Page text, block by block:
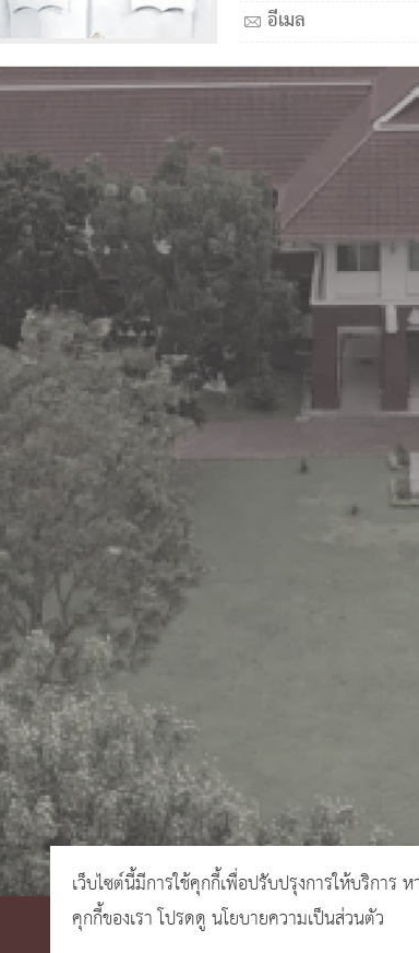
อีเมล
เว็บไซต์นี้มีการใช้คุกกี้เพื่อปรับปรุงการให้บริการ
คุกกี้ของเรา โปรดดู นโยบายความเป็นส่วนตัว